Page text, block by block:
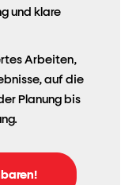
und klare
Arbeiten,
auf die
Planung bis